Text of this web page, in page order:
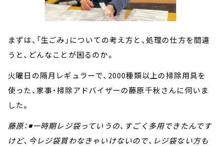
まずは、「生ごみ」についての考え方と、処理の仕方を間違
うと、どんなことが困るのか。
火曜日の隔月レギュラーで、2000種類以上の掃除用具を
使った、家事・掃除アドバイザーの藤原千秋さんに伺いま
した。
藤原：◾一時期レジ袋っていうの、すごく多用できたんです
けど、今レジ袋買わなきゃいけないので、レジ袋ない方も